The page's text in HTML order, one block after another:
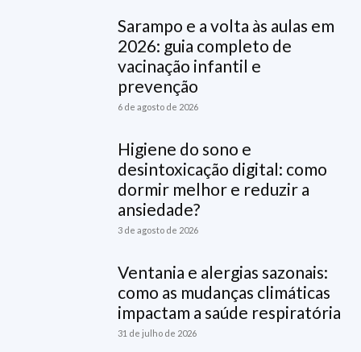
Sarampo e a volta às aulas em
2026: guia completo de
vacinação infantil e
prevenção
6 de agosto de 2026
Higiene do sono e
desintoxicação digital: como
dormir melhor e reduzir a
ansiedade?
3 de agosto de 2026
Ventania e alergias sazonais:
como as mudanças climáticas
impactam a saúde respiratória
31 de julho de 2026